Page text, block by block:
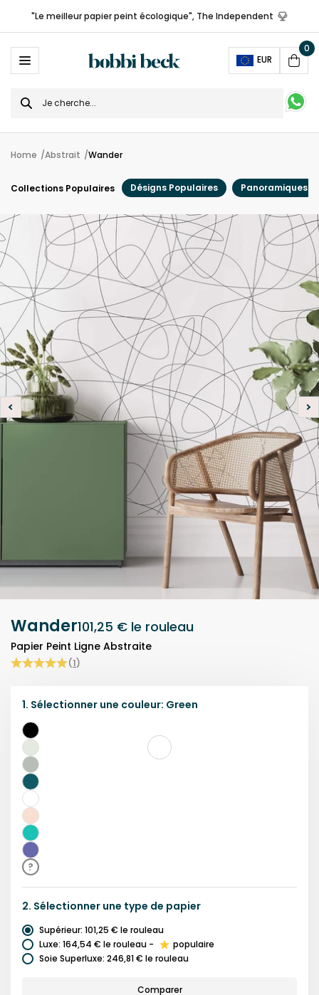
"Le meilleur papier peint écologique", The Independent
EUR
Cart
0
Search
for
Home Abstrait Wander
Collections Populaires Désigns Populaires Panoramiques
Wander101,25 € le rouleau
Papier Peint Ligne Abstraite
(1)
1. Sélectionner une couleur: Green
Noir
Vert
Gris
Bleu
Sarcelle
Blanc
Beige
Bleu
Violet
?
2. Sélectionner une type de papier
Supérieur: 101,25 € le rouleau
Luxe: 164,54 € le rouleau -
populaire
Soie Superluxe: 246,81 € le rouleau
Comparer